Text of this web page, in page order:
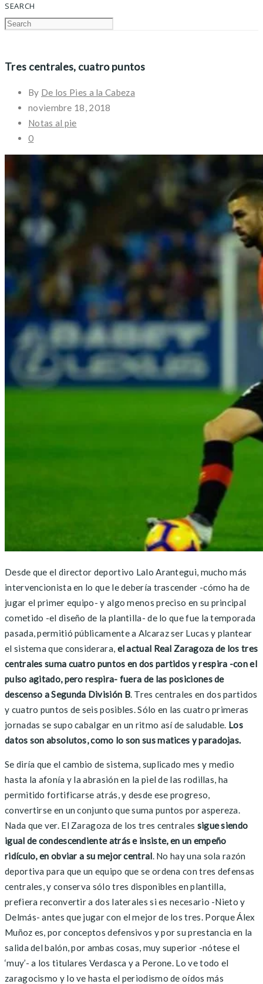
SEARCH
Tres centrales, cuatro puntos
By De los Pies a la Cabeza
noviembre 18, 2018
Notas al pie
0
Desde que el director deportivo Lalo Arantegui, mucho más
intervencionista en lo que le debería trascender -cómo ha de
jugar el primer equipo- y algo menos preciso en su principal
cometido -el diseño de la plantilla- de lo que fue la temporada
pasada, permitió públicamente a Alcaraz ser Lucas y plantear
el sistema que considerara, el actual Real Zaragoza de los tres
centrales suma cuatro puntos en dos partidos y respira -con el
pulso agitado, pero respira- fuera de las posiciones de
descenso a Segunda División B. Tres centrales en dos partidos
y cuatro puntos de seis posibles. Sólo en las cuatro primeras
jornadas se supo cabalgar en un ritmo así de saludable. Los
datos son absolutos, como lo son sus matices y paradojas.
Se diría que el cambio de sistema, suplicado mes y medio
hasta la afonía y la abrasión en la piel de las rodillas, ha
permitido fortificarse atrás, y desde ese progreso,
convertirse en un conjunto que suma puntos por aspereza.
Nada que ver. El Zaragoza de los tres centrales sigue siendo
igual de condescendiente atrás e insiste, en un empeño
ridículo, en obviar a su mejor central. No hay una sola razón
deportiva para que un equipo que se ordena con tres defensas
centrales, y conserva sólo tres disponibles en plantilla,
prefiera reconvertir a dos laterales si es necesario -Nieto y
Delmás- antes que jugar con el mejor de los tres. Porque Álex
Muñoz es, por conceptos defensivos y por su prestancia en la
salida del balón, por ambas cosas, muy superior -nótese el
‘muy’- a los titulares Verdasca y a Perone. Lo ve todo el
zaragocismo y lo ve hasta el periodismo de oídos más